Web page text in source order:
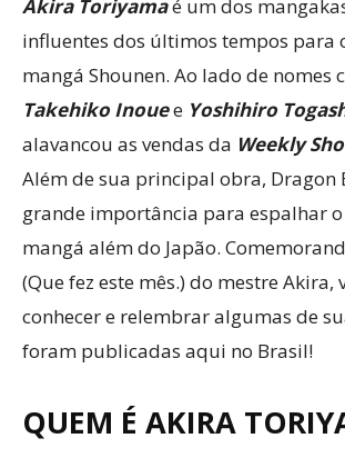
Akira Toriyamaé um dos
influentes dos últimos tempos para
mangá Shounen. Ao lado de nomes
Takehiko Inouee Yoshihiro
alavancou as vendas da Weekly
Além de sua principal obra, Dragon
grande importância para espalhar
mangá além do Japão.
(Que fez este mês.) do mestre Akira,
conhecer e relembrar algumas de
foram publicadas aqui no Brasil!
QUEM É AKIRA